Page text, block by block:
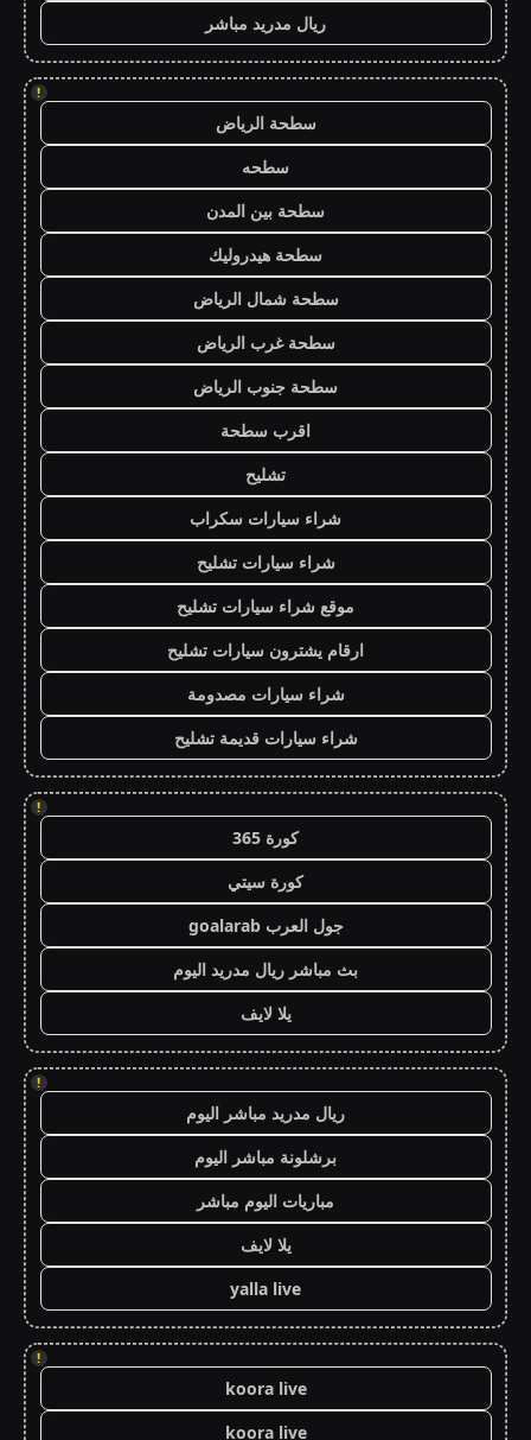
ريال مدريد مباشر
!
سطحة الرياض
سطحه
سطحة بين المدن
سطحة هيدروليك
سطحة شمال الرياض
سطحة غرب الرياض
سطحة جنوب الرياض
اقرب سطحة
تشليح
شراء سيارات سكراب
شراء سيارات تشليح
موقع شراء سيارات تشليح
ارقام يشترون سيارات تشليح
شراء سيارات مصدومة
شراء سيارات قديمة تشليح
!
كورة 365
كورة سيتي
جول العرب goalarab
بث مباشر ريال مدريد اليوم
يلا لايف
!
ريال مدريد مباشر اليوم
برشلونة مباشر اليوم
مباريات اليوم مباشر
يلا لايف
yalla live
!
koora live
koora live